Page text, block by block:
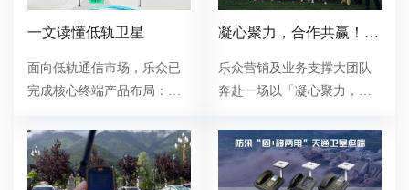
一文读懂低轨卫星
面向低轨通信市场，乐众已
完成核心终端产品布局：推
与5G于一体的高端融合通信
终端，凭借自研的全域连接
软硬件，实现空天地海场景
凝心聚力，合作共赢！乐
乐众营销及业务支撑大团队
奔赴一场以「凝心聚力，合
旅。这不仅是一次简单的娱
乐放松，更是一场在欢笑与
协作中深化默契、打破壁